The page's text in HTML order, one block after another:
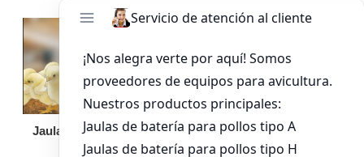
Jaula de pollo pollita
Bandeja de
alimentación para